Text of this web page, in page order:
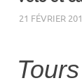
21 FÉVRIER